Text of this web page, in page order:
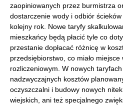
zaopiniowanych przez burmistrza
dostarczenie wody i odbiór
kolejny rok. Nowe taryfy
mieszkańcy będą płacić tyle co
przestanie dopłacać różnicę w
przedsiębiorstwo, co miało
rozliczeniowym. W nowych
nadzwyczajnych kosztów
oczyszczalni i budowy nowych
wiejskich, ani też specjalnego